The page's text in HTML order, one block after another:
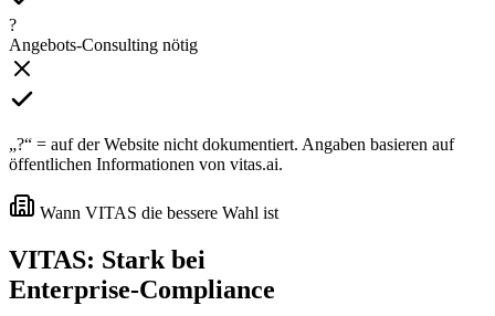
?
Angebots-Consulting nötig
„?“ = auf der Website nicht dokumentiert. Angaben basieren auf
öffentlichen Informationen von vitas.ai.
Wann VITAS die bessere Wahl ist
VITAS: Stark bei
Enterprise-Compliance